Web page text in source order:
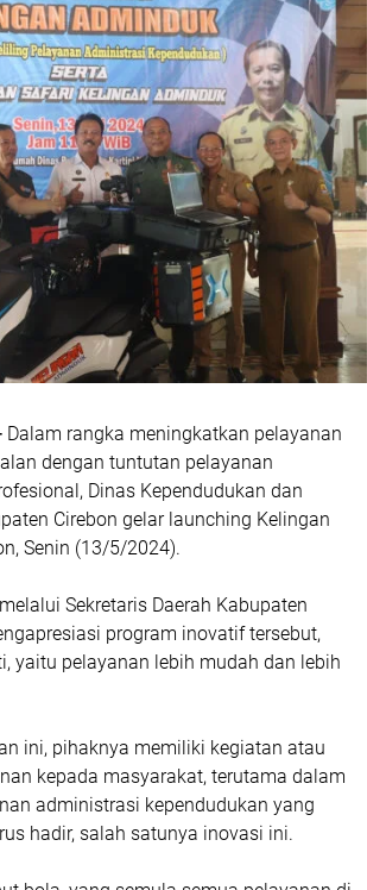
Dalam rangka meningkatkan pelayanan
dengan tuntutan pelayanan
Dinas Kependudukan dan
Cirebon gelar launching Kelingan
Senin (13/5/2024).
Sekretaris Daerah Kabupaten
program inovatif tersebut,
yaitu pelayanan lebih mudah dan lebih
ini, pihaknya memiliki kegiatan atau
kepada masyarakat, terutama dalam
administrasi kependudukan yang
hadir, salah satunya inovasi ini.